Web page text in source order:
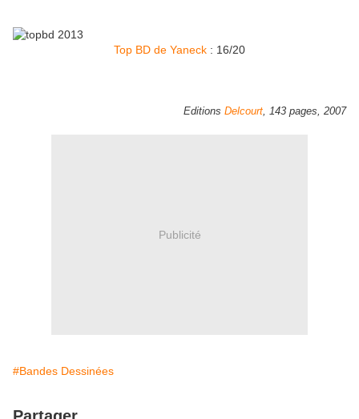
Top BD de Yaneck : 16/20
Editions Delcourt, 143 pages, 2007
Publicité
#Bandes Dessinées